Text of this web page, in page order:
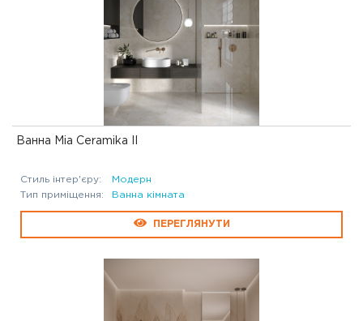
Ванна Mia Ceramika II
Стиль інтер'єру:
Модерн
Тип приміщення:
Ванна кімната
ПЕРЕГЛЯНУТИ